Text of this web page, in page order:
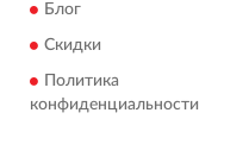
Блог
Скидки
Политика
конфиденциальности